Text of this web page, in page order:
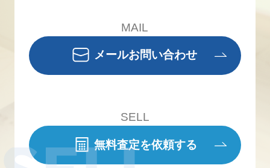
MAIL
メールお問い合わせ
SELL
無料査定を依頼する